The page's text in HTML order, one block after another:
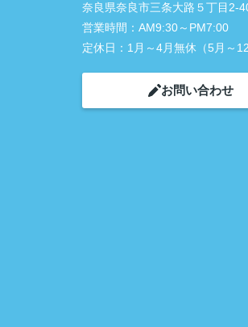
奈良県奈良市三条大路５丁目2-
営業時間： AM9:30～PM7:00
定休日： 1月～4月無休（5月～
お問い合わせ